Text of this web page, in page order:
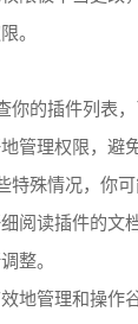
。
你的插件列表
管理权限，避
特殊情况，你
阅读插件的文
整。
地管理和操作